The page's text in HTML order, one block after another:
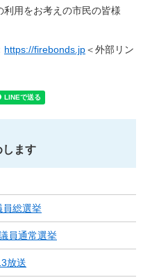
用をお考えの市民の皆様
https://firebonds.jp＜外部リン
します
総選挙
員通常選挙
放送